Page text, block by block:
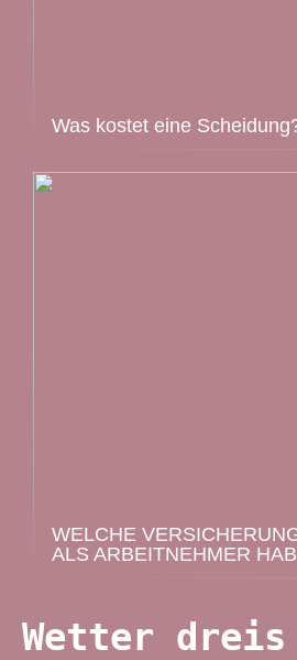
Was kostet eine
WELCHE
ALS ARBEITNEHMER
Wetter dreis